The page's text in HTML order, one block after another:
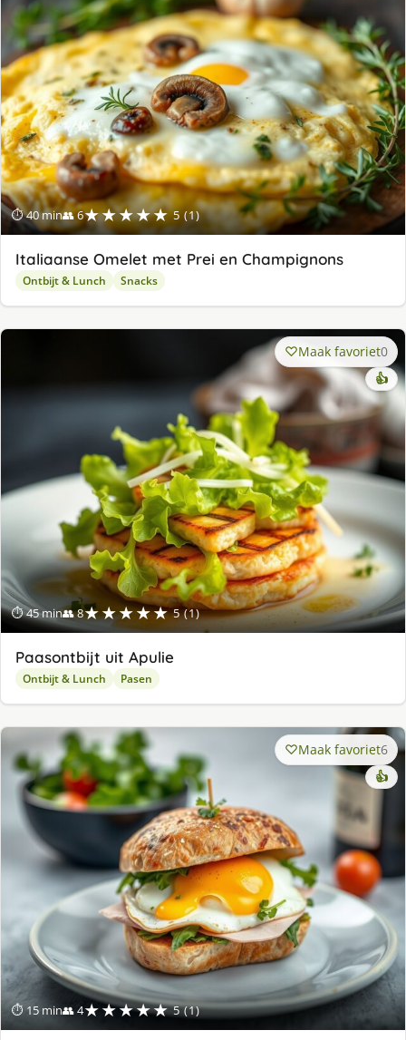
⏱ 40 min👥 6★★★★★ 5 (1)
Italiaanse Omelet met Prei en Champignons
Ontbijt & Lunch Snacks
⏱ 45 min👥 8★★★★★ 5 (1)
Maak favoriet0
👍
Paasontbijt uit Apulie
Ontbijt & Lunch Pasen
⏱ 15 min👥 4★★★★★ 5 (1)
Maak favoriet6
👍